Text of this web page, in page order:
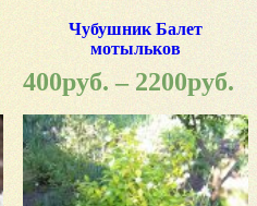
Чубушник Балет
мотыльков
400руб. – 2200руб.